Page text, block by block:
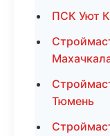
ПСК Уют
Тюмень